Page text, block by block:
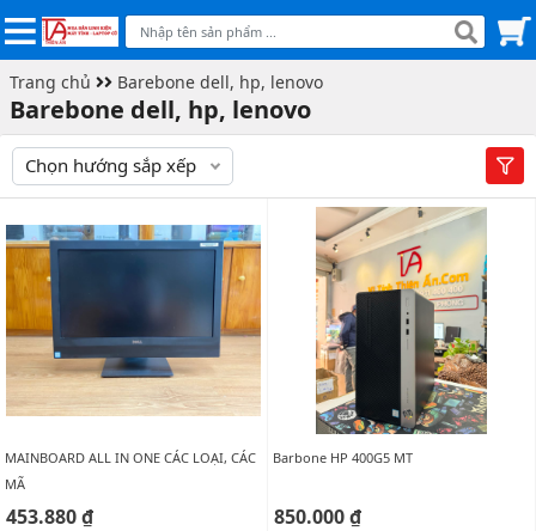
Trang chủ Barebone dell, hp, lenovo
Barebone dell, hp, lenovo
Chọn hướng sắp xếp
MAINBOARD ALL IN ONE CÁC LOẠI, CÁC
MÃ
453.880 ₫
Barbone HP 400G5 MT
850.000 ₫